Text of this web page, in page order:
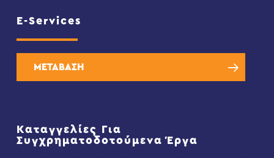
E-Services
ΜΕΤΑΒΑΣΗ
Καταγγελίες Για
Συγχρηματοδοτούμενα Έργα